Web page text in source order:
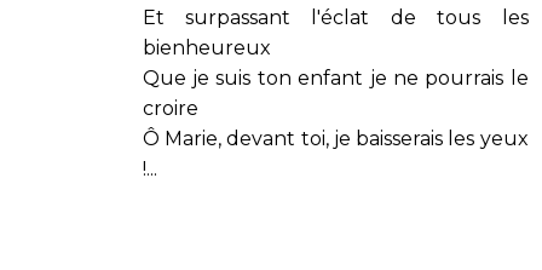
Et surpassant l'éclat de tous les
bienheureux
Que je suis ton enfant je ne pourrais le
croire
Ô Marie, devant toi, je baisserais les yeux
!...